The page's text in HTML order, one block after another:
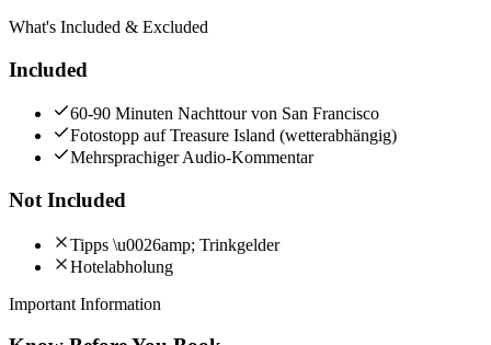
What's Included & Excluded
Included
60-90 Minuten Nachttour von San Francisco
Fotostopp auf Treasure Island (wetterabhängig)
Mehrsprachiger Audio-Kommentar
Not Included
Tipps \u0026amp; Trinkgelder
Hotelabholung
Important Information